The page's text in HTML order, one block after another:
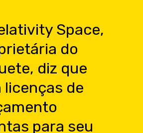
Space,
do
diz que
licenças de
para seu